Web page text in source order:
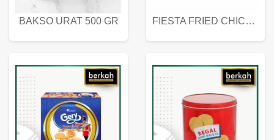
BAKSO URAT 500 GR FIESTA FRIED CHICKEN 500 GR